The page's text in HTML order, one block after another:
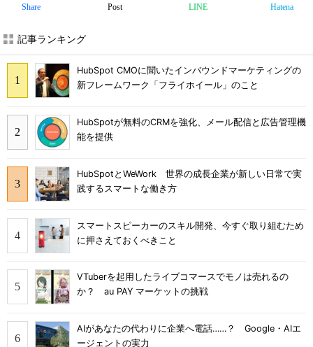
Share Post LINE Hatena
記事ランキング
HubSpot CMOに聞いたインバウンドマーケティングの
新フレームワーク「フライホイール」のこと
HubSpotが無料のCRMを強化、メール配信と広告管理機
能を提供
HubSpotとWeWork 世界の成長企業が新しい日常で実
践するスマートな働き方
スマートスピーカーのスキル開発、今すぐ取り組むため
に押さえておくべきこと
VTuberを起用したライブコマースでモノは売れるの
か？ au PAY マーケットの挑戦
AIがあなたの代わりに企業へ電話……？ Google・AIエ
ージェントの実力